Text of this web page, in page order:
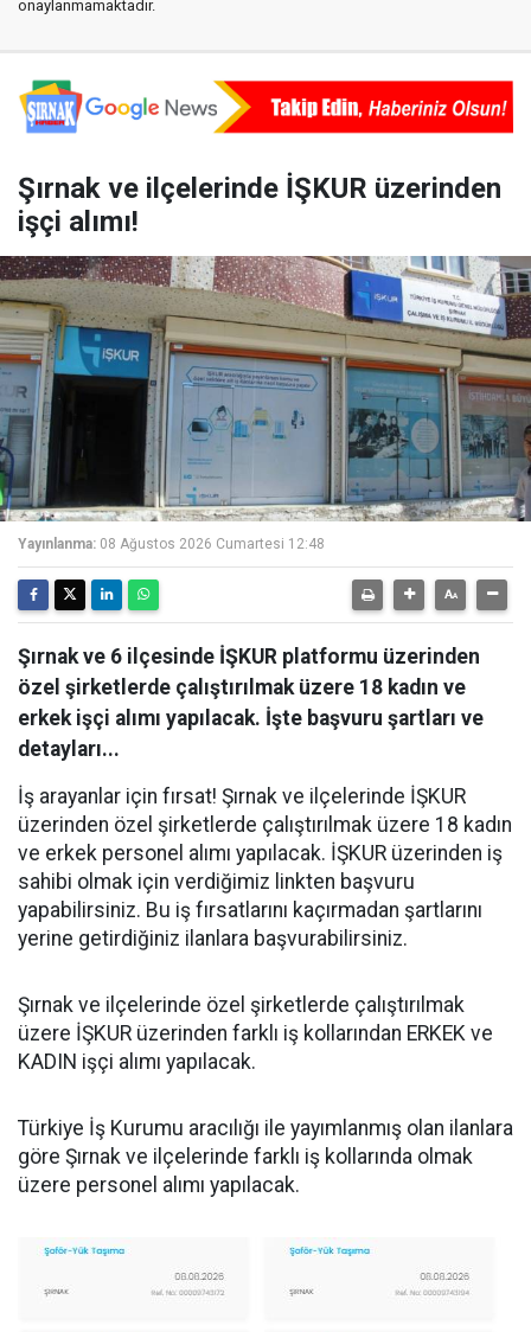
onaylanmamaktadır.
Şırnak ve ilçelerinde İŞKUR üzerinden
işçi alımı!
Yayınlanma: 08 Ağustos 2026 Cumartesi 12:48
Şırnak ve 6 ilçesinde İŞKUR platformu üzerinden
özel şirketlerde çalıştırılmak üzere 18 kadın ve
erkek işçi alımı yapılacak. İşte başvuru şartları ve
detayları...
İş arayanlar için fırsat! Şırnak ve ilçelerinde İŞKUR
üzerinden özel şirketlerde çalıştırılmak üzere 18 kadın
ve erkek personel alımı yapılacak. İŞKUR üzerinden iş
sahibi olmak için verdiğimiz linkten başvuru
yapabilirsiniz. Bu iş fırsatlarını kaçırmadan şartlarını
yerine getirdiğiniz ilanlara başvurabilirsiniz.
Şırnak ve ilçelerinde özel şirketlerde çalıştırılmak
üzere İŞKUR üzerinden farklı iş kollarından ERKEK ve
KADIN işçi alımı yapılacak.
Türkiye İş Kurumu aracılığı ile yayımlanmış olan ilanlara
göre Şırnak ve ilçelerinde farklı iş kollarında olmak
üzere personel alımı yapılacak.